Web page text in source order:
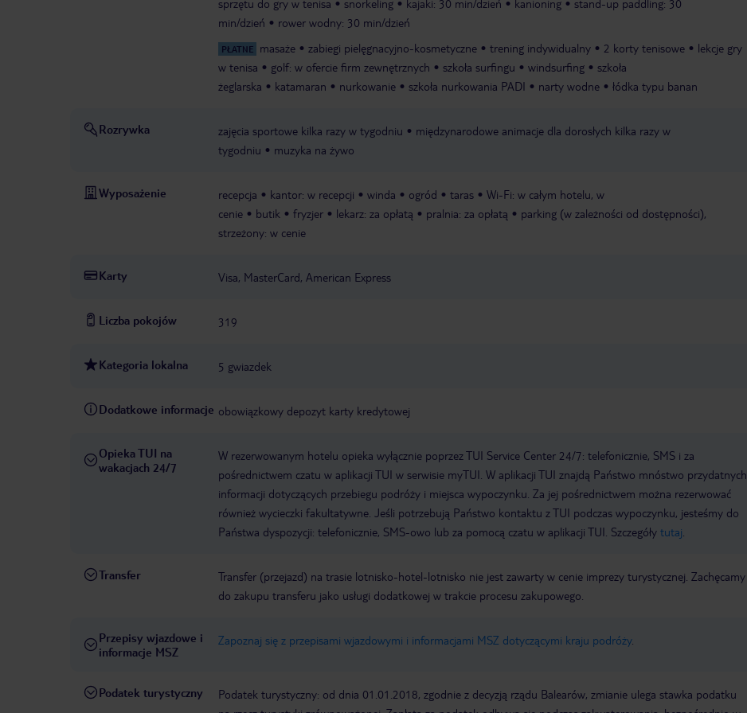
sprzętu do gry w tenisa
snorkeling kajaki: 30 min/dzień kanioning
stand-up paddling: 30
min/dzień
rower wodny: 30 min/dzień
PŁATNE masaże zabiegi pielęgnacyjno-kosmetyczne trening indywidualny 2 korty tenisowe
lekcje gry
w tenisa
golf: w ofercie firm zewnętrznych szkoła surfingu windsurfing
szkoła
żeglarska
katamaran nurkowanie szkoła nurkowania PADI narty wodne łódka typu banan
Rozrywka zajęcia sportowe kilka razy w tygodniu
międzynarodowe animacje dla dorosłych kilka razy w
tygodniu
muzyka na żywo
Wyposażenie recepcja kantor: w recepcji winda ogród taras
Wi-Fi: w całym hotelu, w
cenie
butik fryzjer lekarz: za opłatą pralnia: za opłatą
parking (w zależności od dostępności),
strzeżony: w cenie
Karty Visa, MasterCard, American Express
Liczba pokojów 319
Kategoria lokalna 5 gwiazdek
Dodatkowe informacje obowiązkowy depozyt karty kredytowej
Opieka TUI na
wakacjach 24/7
W rezerwowanym hotelu opieka wyłącznie poprzez TUI Service Center 24/7: telefonicznie, SMS i za
pośrednictwem czatu w aplikacji TUI w serwisie myTUI. W aplikacji TUI znajdą Państwo mnóstwo przydatnych
informacji dotyczących przebiegu podróży i miejsca wypoczynku. Za jej pośrednictwem można rezerwować
również wycieczki fakultatywne. Jeśli potrzebują Państwo kontaktu z TUI podczas wypoczynku, jesteśmy do
Państwa dyspozycji: telefonicznie, SMS-owo lub za pomocą czatu w aplikacji TUI. Szczegóły tutaj
Transfer
Transfer (przejazd) na trasie lotnisko-hotel-lotnisko nie jest zawarty w cenie imprezy turystycznej. Zachęcamy
do zakupu transferu jako usługi dodatkowej w trakcie procesu zakupowego.
Przepisy wjazdowe i
informacje MSZ
Zapoznaj się z przepisami wjazdowymi i informacjami MSZ dotyczącymi kraju podróży.
Podatek turystyczny
Podatek turystyczny: od dnia 01.01.2018, zgodnie z decyzją rządu Balearów, zmianie ulega stawka podatku